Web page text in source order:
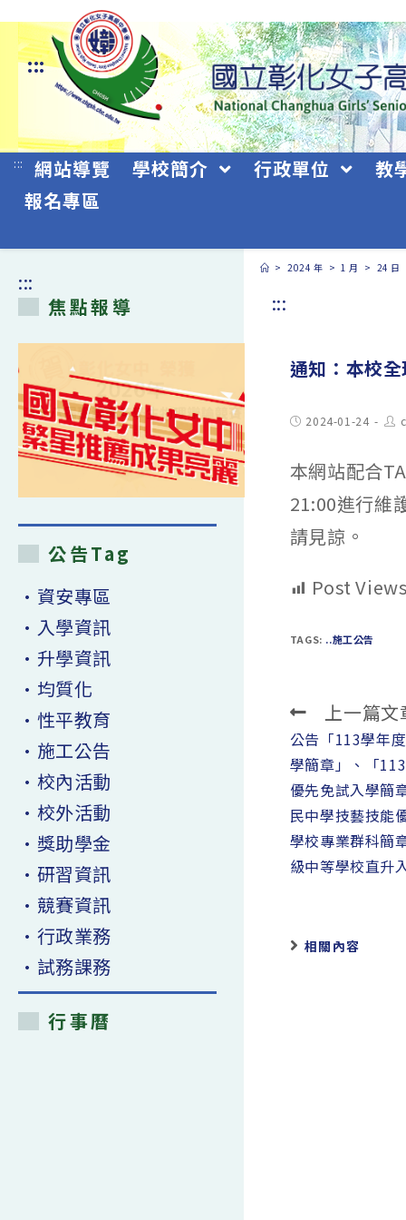
跳
要
:::
::: 網站導覽 學校簡介 行政單位
教
報名專區
> 2024 年 > 1 月 > 24 日
:::
通知：本校
Post2024-01-24
本網站配合
21:00進行維
請見諒。
Post
TAGS: ..施工公告
Read
more
articles
上一篇文
公告「113學年
學簡章」、「
優先免試入學簡
民中學技藝技能
學校專業群科簡
級中等學校直升
相關內容
:::
焦點報導
公告Tag
•資安專區
•入學資訊
•升學資訊
•均質化
•性平教育
•施工公告
•校內活動
•校外活動
•獎助學金
•研習資訊
•競賽資訊
•行政業務
•試務課務
行事曆